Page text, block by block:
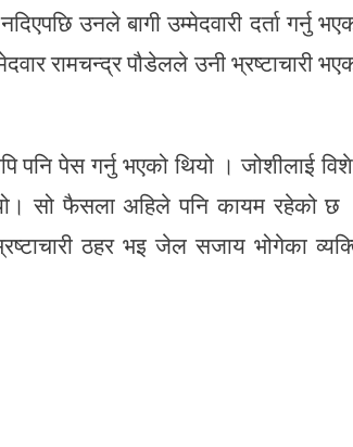
उनले बागी उम्मेदवारी दर्ता गर्नु
रामचन्द्र पौडेलले उनी भ्रष्टाचारी
पनि पेस गर्नु भएको थियो । जोशीलाई
सो फैसला अहिले पनि कायम रहेको छ
ठहर भइ जेल सजाय भोगेका